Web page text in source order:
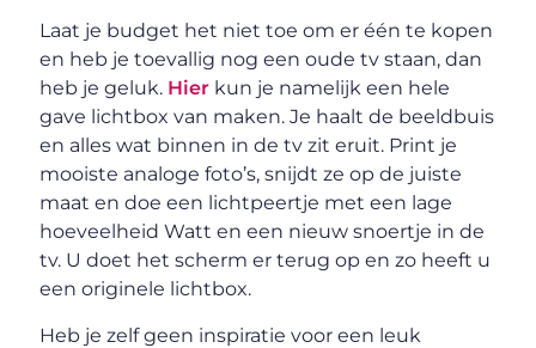
Laat je budget het niet toe om er één te kopen
en heb je toevallig nog een oude tv staan, dan
heb je geluk. Hier kun je namelijk een hele
gave lichtbox van maken. Je haalt de beeldbuis
en alles wat binnen in de tv zit eruit. Print je
mooiste analoge foto’s, snijdt ze op de juiste
maat en doe een lichtpeertje met een lage
hoeveelheid Watt en een nieuw snoertje in de
tv. U doet het scherm er terug op en zo heeft u
een originele lichtbox.
Heb je zelf geen inspiratie voor een leuk